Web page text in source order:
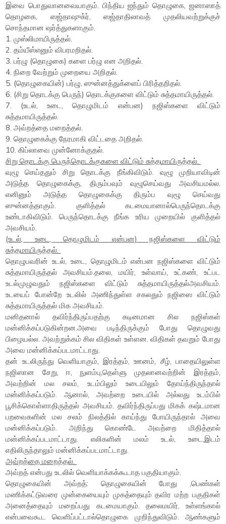
இவை பொதுவானவையாகும். பிந்திய ஐந்தும் தொழுகை, ஜனாஸாத்
தொழகை, ஸஜ்தாஷுக்ர், ஸஜ்தாதிலாவத் முதலியவற்றுக்குச்
சொந்தமான ஷர்த்துகளாகும்.
1. முஸ்லிமாயிருத்தல்.
2. தம்யீஸ்எனும் விபரமறிதல்.
3. பர்ழு (தொழுகை) களை பர்ழு என அறிதல்.
4. நிறை வேற்றும் முறையை அறிதல்.
5. (தொழுகையின்) பர்ழு, ஸுன்னத்துக்ளைப் பிரித்தறிதல்.
6. (சிறு தொடக்கு பெருந்) தொடக்குகளை விட்டும் சுத்தமாயிருத்தல்.
7. (உடல், உடை, தொழுமிடம் என்பன) நஜிஸ்களை விட்டும்
சுத்தமாயிருத்தல்.
8. அவ்றத்தை மறைத்தல்.
9. தொழுகைக்கு நேரமாகி விட்டதை அறிதல்.
10. கிப்லாவை முன்னோக்குதல்.
சிறு தொடக்கு பெருந்தொடக்குகளை விட்டும் சுத்தமாயிருத்தல்.
வுழூ செய்ததும் சிறு தொடக்கு நீங்கிவிடும். வுழூ முறியாவிடின்
அடுத்த தொழுகைக்கு, திரும்பவும் வுழூசெய்வது அவசியமல்ல.
எனினும் அடுத்த தொழுகைக்கு திரும்ப வுழூ செய்வது
ஸுன்னத்தாகும். குளித்தல் கடமையானால்பெருந்தொடக்கு
உண்டாகிவிடும். பெருந்தொடக்கு நீங்க உரிய முறையில் குளித்தல்
அவசியம்.
(உடல், உடை, தொழுமிடம் என்பன) நஜிஸ்களை விட்டும்
சுத்தமாயிருத்தல்.
தொழுபவரின் உடல், உடை, தொழுமிடம் என்பன நஜிஸ்களை விட்டும்
சுத்தமாயிருத்தல் அவசியம்.தலை, மயிர், உள்வாய், உட்கண், உட்பட
உடல்முழுவதும் நஜிஸ்களை விட்டும் சுத்தமாயிருத்தல்அவசியம்.
உடயைப் போன்றே உடலில் அணிந்துள்ள சகலதும் நஜிஸை விட்டும்
சுத்தமாயிருத்தல் மிக அவசியம்.
மனிதனால் தவிர்ந்திருப்பதற்கு கடினமான சில நஜிஸ்கள்
மன்னிக்கப்படுகின்றன.அவை படிந்திருக்கும் போது தொழுவது
பிழையல்ல. அவற்றுக்கம் சில விதிகள் உள்ளன. விதிகள் தவறும் போது
அவை மன்னிக்கப்படமாட்டாது.
தன் உடலிருந்து வெளியாகும், இரத்தம், ஊனம், சீழ், பாதையிலுள்ள
நஜிஸான சேறு, ஈ, நுளம்பு,தெள்ளு முதலானவற்றின் இரத்தம்,
அவற்றின் மல சலம், உடம்பிலும் உடையிலும் தோய்ந்திருந்தால்
மன்னிக்கப்படும். ஆனால், அவற்றை உடையில் அல்லது உடம்பில்
பூசிக்கொள்ளாதிருத்தல் அவசியம். தவிர்ந்திருப்பது மிகக் கஷ்டமான
பறவைகளின் மல சலம் நிலத்தில் காய்ந்து போயிருந்தால் அவை
மன்னிக்கப்படும். அறிந்து கொண்டே அவற்றை மிதித்தால்
மன்னிக்கப்படமாட்டாது. எலிகளின் மலம் உடல், உடை,இடம்
எதிலிருந்தாலும் மன்னிக்கப்படமாட்டாது.
அவ்றத்தை மறைத்தல்.
அவ்றத் என்பது உடலில் வெளியாக்கக்கூடாத பகுதியாகும்.
தொழுகையின் அவ்றத்: தொழுகையின் போது ,பெண்கள்
மணிக்கட்டுவரை முன்கையையும் முகத்தையும் தவிர மற்ற பகுதிகள்
அனைத்தையும் மறைப்பது கடமையாகும். தலைமயிர், உள்ளங்கால்
என்பவைகூட வெளிப்பட்டால்தொழுகை முறிந்துவிடும். ஆண்களும்